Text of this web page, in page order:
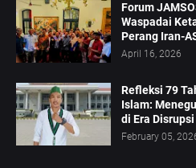
Forum
Waspadai
Perang Iran-
April 16, 2026
Refleksi 79
Islam:
di Era Disrupsi
February 05,